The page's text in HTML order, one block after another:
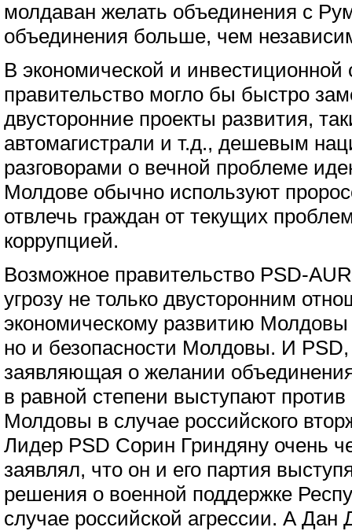
молдаван желать объединения с
объединения больше, чем
В экономической и инвестиционной
правительство могло бы быстро
двусторонние проекты развития,
автомагистрали и т.д., дешевым
разговорами о вечной проблеме
Молдове обычно используют
отвлечь граждан от текущих
коррупцией.
Возможное правительство PSD-
угрозу не только двусторонним
экономическому развитию
но и безопасности Молдовы. И
заявляющая о желании
в равной степени выступают
Молдовы в случае российского
Лидер PSD Сорин Гриндяну очень
заявлял, что он и его партия
решения о военной поддержке
случае российской агрессии. А Дан